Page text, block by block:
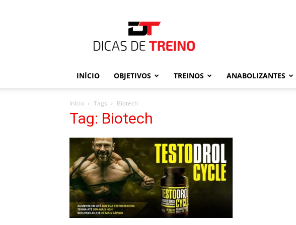
de
Treino
INÍCIO OBJETIVOS TREINOS ANABOLIZANTES
Início Tags Biotech
Tag: Biotech